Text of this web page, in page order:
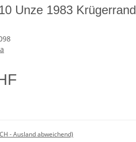
Unze 1983 Krügerrand
- Ausland abweichend)